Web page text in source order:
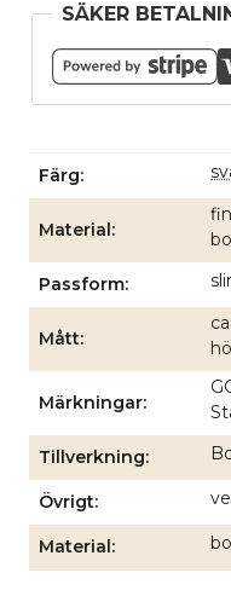
SÄKER
Färg
Material
Passform
Mått
Märkningar
Tillverkning
Övrigt
Material